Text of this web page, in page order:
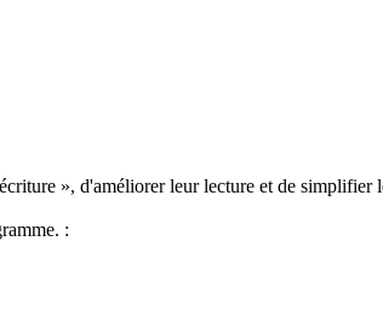
», d'améliorer leur lecture et de simplifier
: